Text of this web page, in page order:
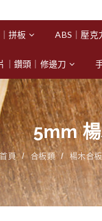
拼板 ABS｜壓克
｜鑽頭｜修邊刀
5mm
首頁 / 合板類 / 楊木合板